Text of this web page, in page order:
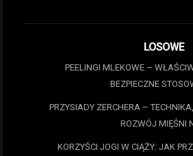
LOSOWE
PEELINGI MLEKOWE –
BEZPIECZNE
PRZYSIADY ZERCHERA –
ROZWÓJ MIĘŚNI
KORZYŚCI JOGI W CIĄŻY: JAK